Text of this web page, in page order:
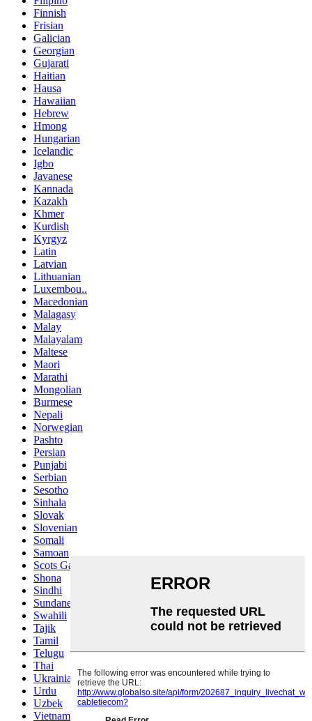
Finnish
Frisian
Galician
Georgian
Gujarati
Haitian
Hausa
Hawaiian
Hebrew
Hmong
Hungarian
Icelandic
Igbo
Javanese
Kannada
Kazakh
Khmer
Kurdish
Kyrgyz
Latin
Latvian
Lithuanian
Luxembou..
Macedonian
Malagasy
Malay
Malayalam
Maltese
Maori
Marathi
Mongolian
Burmese
Nepali
Norwegian
Pashto
Persian
Punjabi
Serbian
Sesotho
Sinhala
Slovak
Slovenian
Somali
Samoan
Scots Gaelic
Shona
Sindhi
Sundanese
Swahili
Tajik
Tamil
Telugu
Thai
Ukrainian
Urdu
Uzbek
Vietnamese